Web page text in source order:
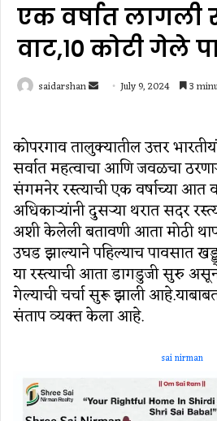
एक वर्षात लागली
वाट,१० कोटी गेले
saidarshan
Send July 9, 2024 3
कोपरगाव तालुक्यातील उत्तर
सर्वात महत्वाचा आणि जवळचा
संगमनेर रस्त्याची एक वर्षाच्या
अधिकाऱ्यांनी दुसऱ्या थरात सदर
अशी केलेली बतावणी आता मोठी
उघड झाल्याने पहिल्याच पावसात
या रस्त्याची आता डागडुजी सुरु
गेल्याची चर्चा सुरू झाली
संताप व्यक्त केला आहे.
sai nirman